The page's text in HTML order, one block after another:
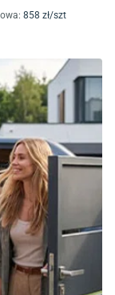
: 858 zł/szt